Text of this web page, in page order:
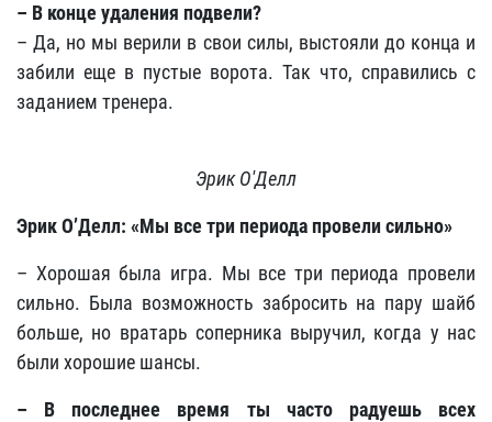
– В конце удаления подвели?
– Да, но мы верили в свои силы, выстояли до конца и
забили еще в пустые ворота. Так что, справились с
заданием тренера.
Эрик О'Делл
Эрик О’Делл: «Мы все три периода провели сильно»
– Хорошая была игра. Мы все три периода провели
сильно. Была возможность забросить на пару шайб
больше, но вратарь соперника выручил, когда у нас
были хорошие шансы.
– В последнее время ты часто радуешь всех